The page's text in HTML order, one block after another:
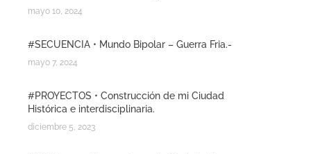
mayo 10, 2024
#SECUENCIA • Mundo Bipolar – Guerra Fria.-
mayo 7, 2024
#PROYECTOS • Construcción de mi Ciudad
Histórica e interdisciplinaria.
diciembre 5, 2023